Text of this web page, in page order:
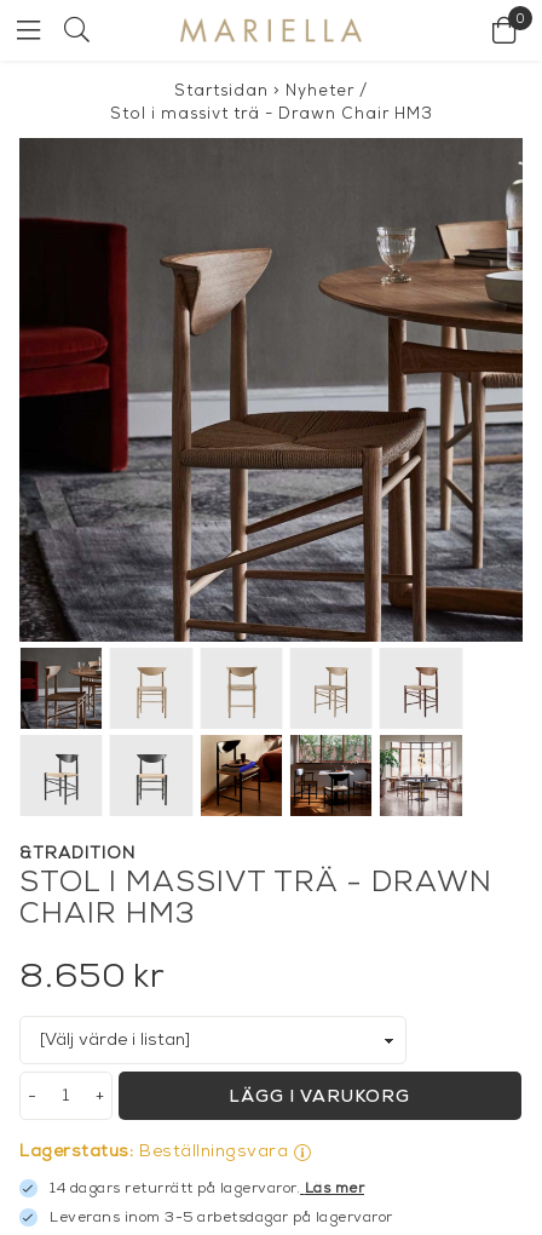
0
Startsidan > Nyheter /
Stol i massivt trä - Drawn Chair HM3
&TRADITION
STOL I MASSIVT TRÄ - DRAWN
CHAIR HM3
8.650 kr
+
- LÄGG I VARUKORG
Lagerstatus: Beställningsvara
14 dagars returrätt på lagervaror. Läs mer
Leverans inom 3-5 arbetsdagar på lagervaror